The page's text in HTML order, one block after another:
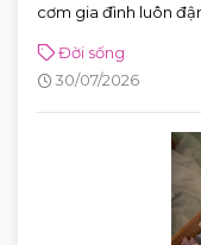
cơm gia đình luôn
Đời sống
30/07/2026